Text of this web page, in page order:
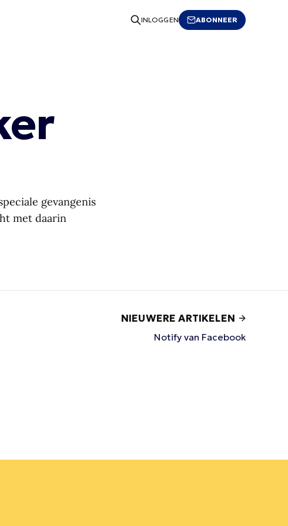
INLOGGEN ABONNEER
gevangenis
met daarin
NIEUWERE ARTIKELEN
Notify van Facebook